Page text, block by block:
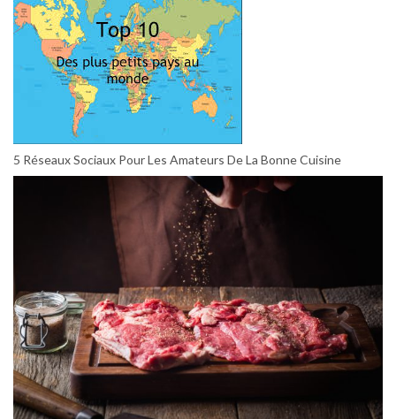
5 Réseaux Sociaux Pour Les Amateurs De La Bonne Cuisine